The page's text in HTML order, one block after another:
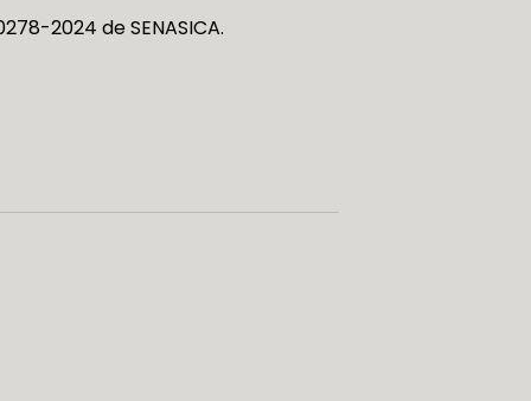
2024 de SENASICA.